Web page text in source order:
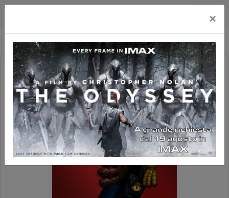
FIVE NIGHTS AT FREDDY'S 2 (1H43')
×